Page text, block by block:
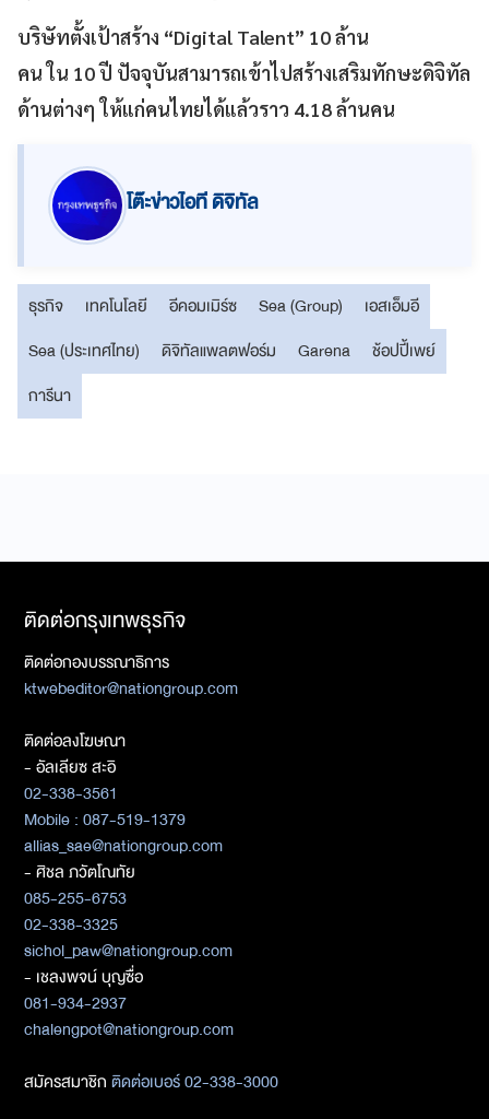
บริษัทตั้งเป้าสร้าง “Digital Talent” 10 ล้าน
คน ใน 10 ปี ปัจจุบันสามารถเข้าไปสร้างเสริมทักษะดิจิทัล
ด้านต่างๆ ให้แก่คนไทยได้แล้วราว 4.18 ล้านคน
โต๊ะข่าวไอที ดิจิทัล
ธุรกิจ เทคโนโลยี อีคอมเมิร์ซ Sea (Group)
เอสเอ็มอี
Sea (ประเทศไทย)
ดิจิทัลแพลตฟอร์ม Garena
ช้อปปี้เพย์
การีนา
ติดต่อกรุงเทพธุรกิจ
ติดต่อกองบรรณาธิการ
ktwebeditor@nationgroup.com
ติดต่อลงโฆษณา
- อัลเลียซ สะอิ
02-338-3561
Mobile : 087-519-1379
allias_sae@nationgroup.com
- ศิชล ภวัตโณทัย
085-255-6753
02-338-3325
sichol_paw@nationgroup.com
- เชลงพจน์ บุญซื่อ
081-934-2937
chalengpot@nationgroup.com
สมัครสมาชิกติดต่อเบอร์ 02-338-3000